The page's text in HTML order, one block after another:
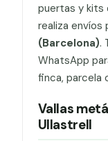
puertas y kits
realiza envíos
(Barcelona).
WhatsApp
finca, parcela
Vallas
Ullastrell